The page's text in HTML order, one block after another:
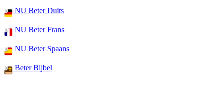
NU Beter Duits
NU Beter Frans
NU Beter Spaans
Beter Bijbel